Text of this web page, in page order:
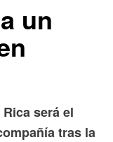
un
será el
tras la